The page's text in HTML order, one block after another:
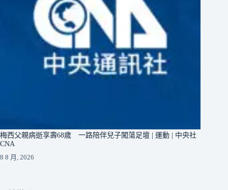
梅西父親病逝享壽68歲 一路陪伴兒子闖蕩足壇 | 運動 | 中央社
CNA
8 8 月, 2026